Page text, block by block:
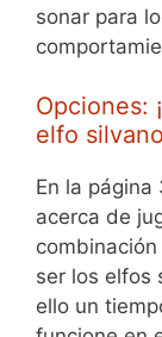
sonar para
Opciones:
elfo
En la
acerca de
ser los elfos
ello un